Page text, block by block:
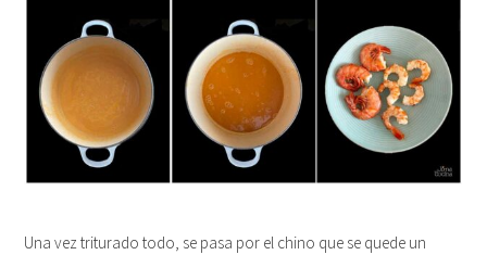
Una vez triturado todo, se pasa por el chino que se quede un